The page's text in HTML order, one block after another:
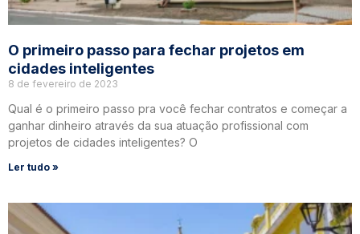
O primeiro passo para fechar projetos em
cidades inteligentes
8 de fevereiro de 2023
Qual é o primeiro passo pra você fechar contratos e começar a
ganhar dinheiro através da sua atuação profissional com
projetos de cidades inteligentes? O
Ler tudo »